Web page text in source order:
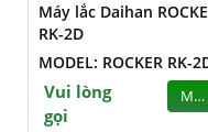
Máy lắc Daihan
RK-2D
MODEL: ROCKER RK-
Vui lòng
gọi
MUA